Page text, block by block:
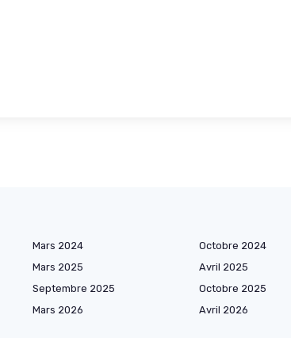
Mars 2024 Octobre 2024
Mars 2025 Avril 2025
Septembre 2025 Octobre 2025
Mars 2026 Avril 2026